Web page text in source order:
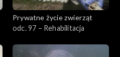
Prywatne życie zwierząt
odc. 97 – Rehabilitacja